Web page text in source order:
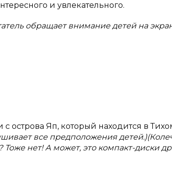
и увлекательного.
обращает внимание детей на
острова Яп, который находится в
все предположения
нет! А может, это компакт-диски